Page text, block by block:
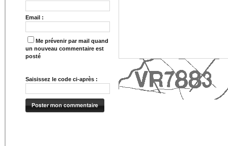
Email :
Me prévenir par mail quand
un nouveau commentaire est
posté
Saisissez le code ci-après :